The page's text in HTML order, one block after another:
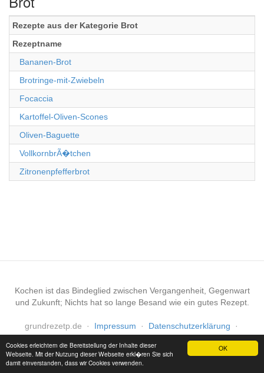
OK
Cookies erleichtern die Bereitstellung der Inhalte dieser
Webseite. Mit der Nutzung dieser Webseite erkl�ren Sie sich
damit einverstanden, dass wir Cookies verwenden.
Rezepte aus der Kategorie Brot
Rezeptname
Bananen-Brot
Brotringe-mit-Zwiebeln
Focaccia
Kartoffel-Oliven-Scones
Oliven-Baguette
VollkornbrÃ�tchen
Zitronenpfefferbrot
Kochen ist das Bindeglied zwischen Vergangenheit, Gegenwart
und Zukunft; Nichts hat so lange Besand wie ein gutes Rezept.
grundrezetp.de · Impressum · Datenschutzerklärung
·
Haftungsausschluss